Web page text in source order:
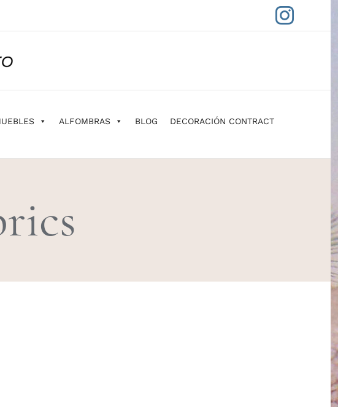
ALFOMBRAS BLOG DECORACIÓN CONTRACT